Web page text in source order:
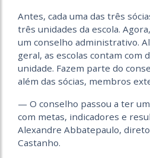
Antes, cada uma das três
três unidades da escola.
um conselho administrativo.
geral, as escolas contam com
unidade. Fazem parte do
além das sócias, membros
— O conselho passou a ter
com metas, indicadores e
Alexandre Abbatepaulo,
Castanho.